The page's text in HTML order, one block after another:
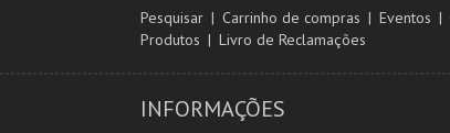
Pesquisar Carrinho de compras Eventos
Produtos
Livro de Reclamações
INFORMAÇÕES